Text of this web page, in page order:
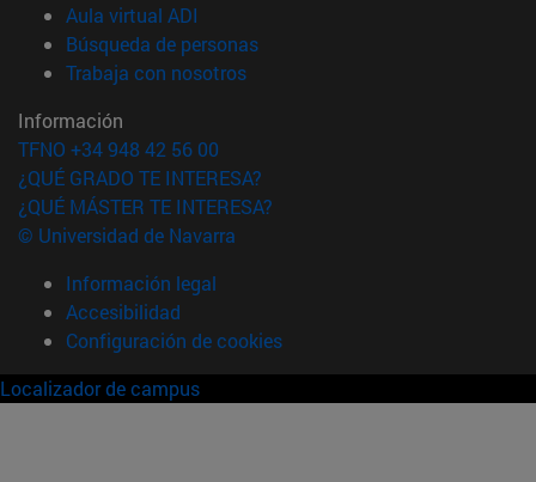
Aula virtual ADI
Búsqueda de personas(abre en nueva ventana)
Trabaja con nosotros(abre en nueva ventana)
Información
TFNO +34 948 42 56 00
¿QUÉ GRADO TE INTERESA?
¿QUÉ MÁSTER TE INTERESA?
© Universidad de Navarra
Información legal
Accesibilidad
Configuración de cookies
Localizador de campus